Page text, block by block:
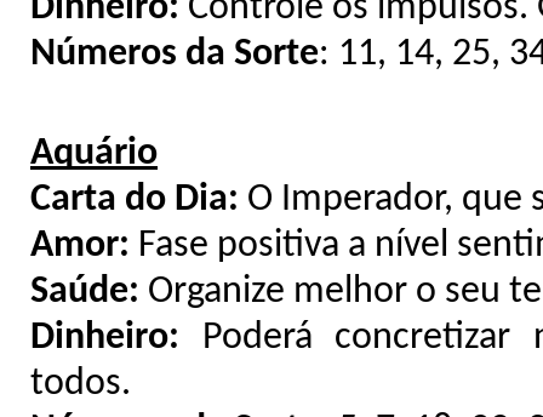
Dinheiro: Controle os impulsos.
Números da Sorte: 11, 14, 25,
Aquário
Carta do Dia: O Imperador, que
Amor: Fase positiva a nível
Saúde: Organize melhor o seu
Dinheiro: Poderá concretizar
todos.